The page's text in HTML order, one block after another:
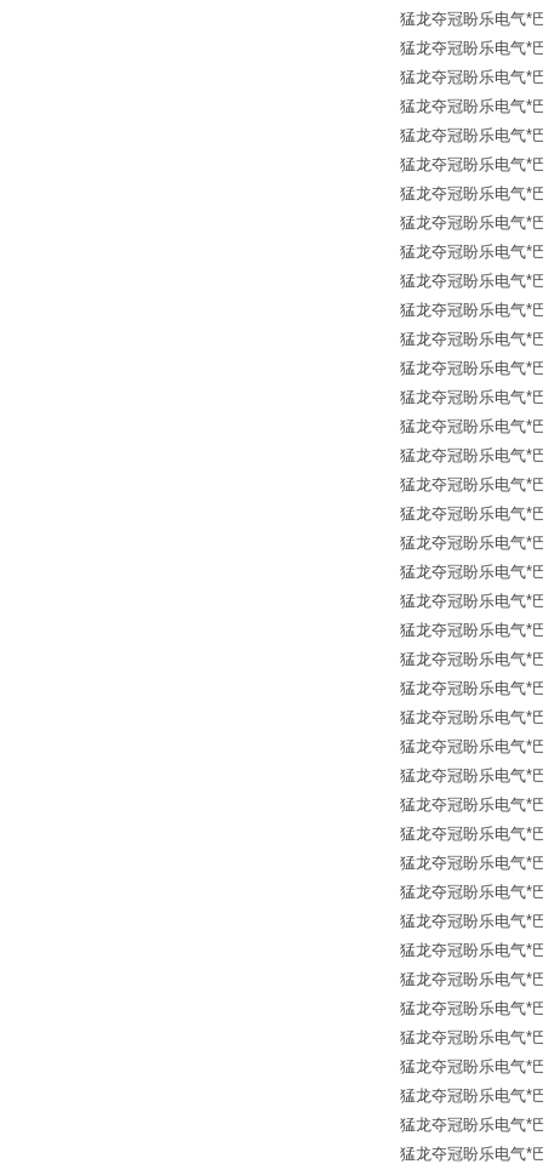
猛龙夺冠盼乐电气*
猛龙夺冠盼乐电气*
猛龙夺冠盼乐电气*
猛龙夺冠盼乐电气*
猛龙夺冠盼乐电气*
猛龙夺冠盼乐电气*
猛龙夺冠盼乐电气*
猛龙夺冠盼乐电气*
猛龙夺冠盼乐电气*
猛龙夺冠盼乐电气*
猛龙夺冠盼乐电气*
猛龙夺冠盼乐电气*
猛龙夺冠盼乐电气*
猛龙夺冠盼乐电气*
猛龙夺冠盼乐电气*
猛龙夺冠盼乐电气*
猛龙夺冠盼乐电气*
猛龙夺冠盼乐电气*
猛龙夺冠盼乐电气*
猛龙夺冠盼乐电气*
猛龙夺冠盼乐电气*
猛龙夺冠盼乐电气*
猛龙夺冠盼乐电气*
猛龙夺冠盼乐电气*
猛龙夺冠盼乐电气*
猛龙夺冠盼乐电气*
猛龙夺冠盼乐电气*
猛龙夺冠盼乐电气*
猛龙夺冠盼乐电气*
猛龙夺冠盼乐电气*
猛龙夺冠盼乐电气*
猛龙夺冠盼乐电气*
猛龙夺冠盼乐电气*
猛龙夺冠盼乐电气*
猛龙夺冠盼乐电气*
猛龙夺冠盼乐电气*
猛龙夺冠盼乐电气*
猛龙夺冠盼乐电气*
猛龙夺冠盼乐电气*
猛龙夺冠盼乐电气*